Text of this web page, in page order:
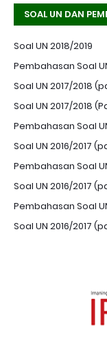
SOAL UN DAN
Soal UN 2018/2019
Pembahasan Soal
Soal UN 2017/2018
Soal UN 2017/2018
Pembahasan Soal
Soal UN 2016/2017
Pembahasan Soal
Soal UN 2016/2017
Pembahasan Soal
Soal UN 2016/2017